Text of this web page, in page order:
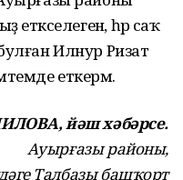
етәкселегенә, һәр саҡ
Илнур Ризат
еткерәм.
йәш хәбәрсе.
Ауырғазы районы,
Талбазы башҡорт